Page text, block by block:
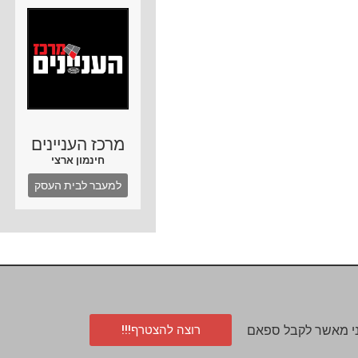
מרכז העניינים
חינמון ארצי
למעבר לבית העסק
מאשר לקבל ספאם רוצה להצטרף!!!